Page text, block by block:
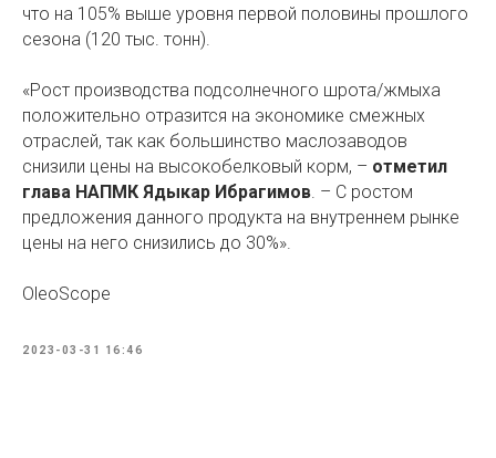
что на 105% выше уровня первой половины прошлого
сезона (120 тыс. тонн).
«Рост производства подсолнечного шрота/жмыха
положительно отразится на экономике смежных
отраслей, так как большинство маслозаводов
снизили цены на высокобелковый корм, – отметил
глава НАПМК Ядыкар Ибрагимов . – С ростом
предложения данного продукта на внутреннем рынке
цены на него снизились до 30%».
OleoScope
2023-03-31 16:46